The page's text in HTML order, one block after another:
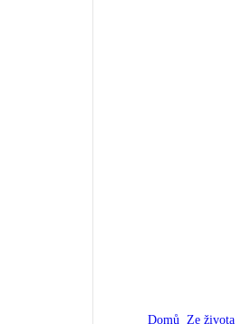
Domů Ze života